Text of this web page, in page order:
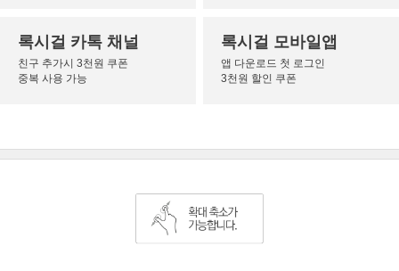
록시걸 카톡 채널
친구 추가시 3천원 쿠폰
중복 사용 가능
록시걸 모바일앱
앱 다운로드 첫 로그인
3천원 할인 쿠폰